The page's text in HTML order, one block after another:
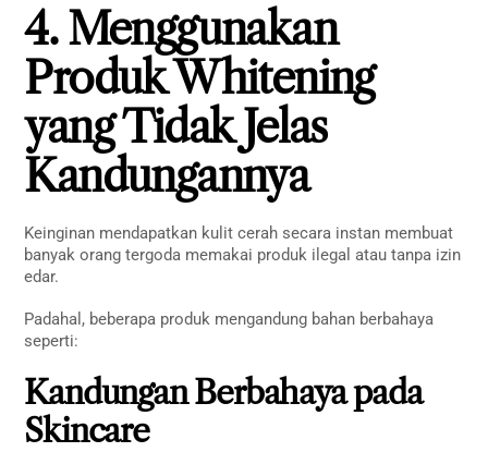
4. Menggunakan
Produk Whitening
yang Tidak Jelas
Kandungannya
Keinginan mendapatkan kulit cerah secara instan membuat
banyak orang tergoda memakai produk ilegal atau tanpa izin
edar.
Padahal, beberapa produk mengandung bahan berbahaya
seperti:
Kandungan Berbahaya pada
Skincare